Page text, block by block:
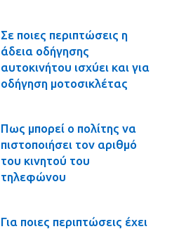
Σε ποιες περιπτώσεις η
άδεια οδήγησης
αυτοκινήτου ισχύει και για
οδήγηση μοτοσικλέτας
Πως μπορεί ο πολίτης να
πιστοποιήσει τον αριθμό
του κινητού του
τηλεφώνου
Για ποιες περιπτώσεις έχει